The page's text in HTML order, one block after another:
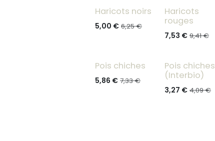
Haricots noirs
5,00 € 6,25€
Haricots
rouges
7,53 € 9,41€
Pois chiches
5,86 € 7,33€
Pois chiches
(Interbio)
3,27 € 4,09€